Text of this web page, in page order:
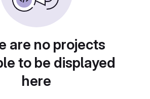
are no projects
to be displayed
here